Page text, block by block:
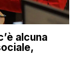
alcuna